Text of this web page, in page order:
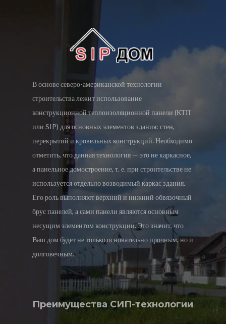
В основе северо-американской технологии
строительства лежит использование
конструкционной теплоизоляционной панели (КТП
или SIP) для основных элементов здания: стен,
перекрытий и кровельных конструкций. Необходимо
отметить, что данная технология — это не каркасное,
а панельное домостроение, т. е. при строительстве не
используется отдельно возводимый каркас здания.
Его роль выполняют верхний и нижний обвязочный
брус панелей, а сами панели являются основным
несущим элементом конструкции. Это значит, что
Ваш дом будет не только основательно прочным, но и
долговечным.
Преимущества СИП-технологии